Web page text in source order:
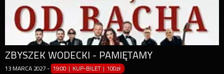
ZBYSZEK WODECKI - PAMIĘTAMY
13 MARCA 2027 - 19:00 | KUP-BILET |100zł